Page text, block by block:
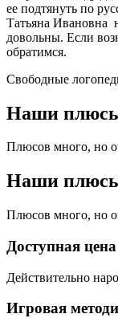
ее подтянуть по
Татьяна Ивановна
довольны. Если
обратимся.
Свободные
Наши
Плюсов много, но
Наши
Плюсов много, но
Доступная цена
Действительно
Игровая